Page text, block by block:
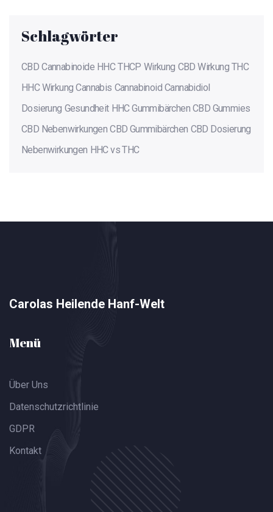
Schlagwörter
CBD Cannabinoide HHC THCP Wirkung CBD Wirkung THC
HHC Wirkung Cannabis Cannabinoid Cannabidiol
Dosierung Gesundheit HHC Gummibärchen CBD Gummies
CBD Nebenwirkungen CBD Gummibärchen CBD Dosierung
Nebenwirkungen HHC vs THC
Carolas Heilende Hanf-Welt
Menü
Über Uns
Datenschutzrichtlinie
GDPR
Kontakt